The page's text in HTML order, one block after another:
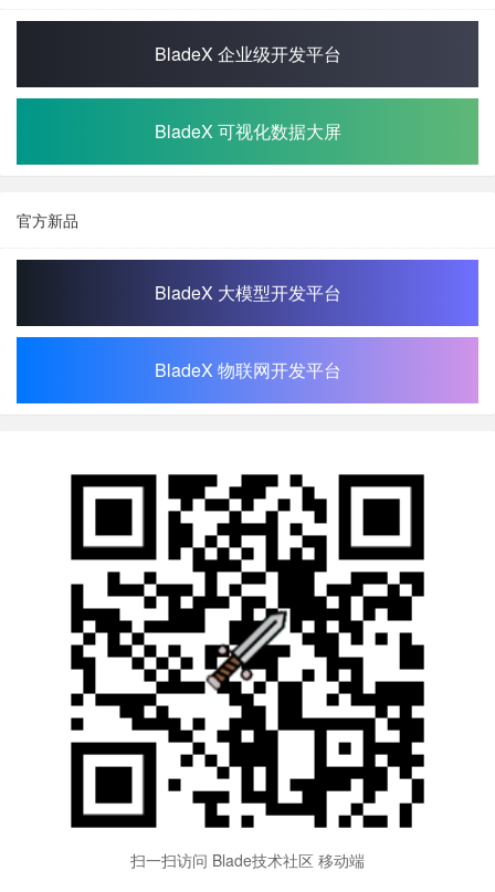
BladeX 企业级开发平台
BladeX 可视化数据大屏
官方新品
BladeX 大模型开发平台
BladeX 物联网开发平台
扫一扫访问 Blade技术社区 移动端